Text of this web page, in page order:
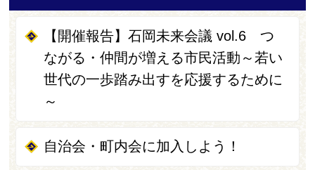
【開催報告】石岡未来会議 vol.6 つ
ながる・仲間が増える市民活動～若い
世代の一歩踏み出すを応援するために
～
自治会・町内会に加入しよう！